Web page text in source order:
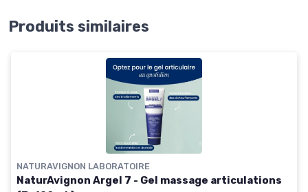
Produits similaires
NATURAVIGNON LABORATOIRE
NaturAvignon Argel 7 - Gel massage articulations